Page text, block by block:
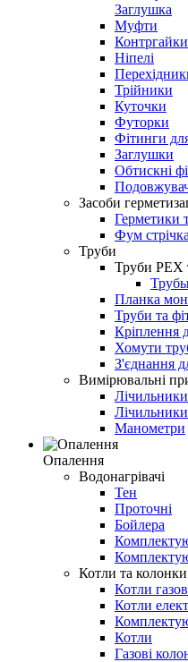
Заглушка
Муфти
Контргайки
Ніпелі
Трійники
Куточки
Футорки
Фітинги
Заглушки
Обтискні
Засоби
Герметики
Фум стрічка
Труби
Труби PEX
Планка
Труби та
Кріплення
Хомути
З'єднання
Вимірювальні
Лічильники
Манометри
Опалення
Водонагрівачі
Тен
Проточні
Бойлера
Котли та колонки
Котли
Котли
Котли
Газові